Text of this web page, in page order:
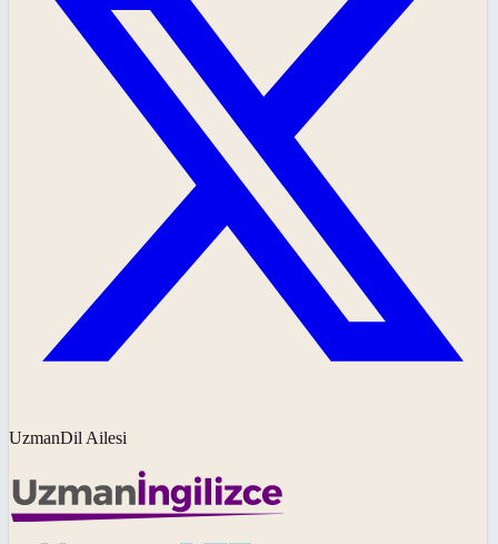
UzmanDil Ailesi